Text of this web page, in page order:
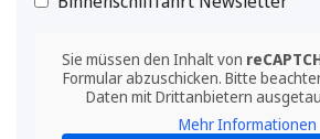
Sie müssen den Inhalt von
Formular abzuschicken. Bitte
Daten mit Drittanbietern
Mehr Informationen